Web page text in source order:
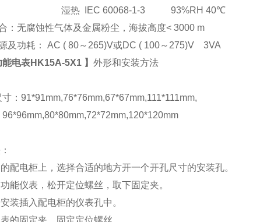
湿热 IEC 60068-1-3 93%RH 40℃
合：无腐蚀性气体及金属粉尘，海拔高度< 3000 m
及功耗： AC ( 80～265)V或DC ( 100～275)V 3VA
能电表HK15A-5X1 】外形和安装方法
：91*91mm,76*76mm,67*67mm,111*111mm,
配电柜上，选择合适的地方开一个开孔尺寸的安装孔。
能仪表，松开定位螺丝，取下固定夹。
装插入配电柜的仪表孔中。
的固定夹，固定定位螺丝。